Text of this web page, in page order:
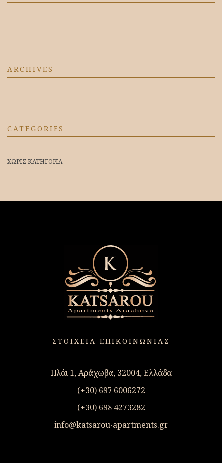
ARCHIVES
CATEGORIES
ΧΩΡΊΣ ΚΑΤΗΓΟΡΊΑ
ΣΤΟΙΧΕΙΑ ΕΠΙΚΟΙΝΩΝΙΑΣ
Πλάι 1, Αράχωβα, 32004, Ελλάδα
(+30) 697 6006272
(+30) 698 4273282
info@katsarou-apartments.gr